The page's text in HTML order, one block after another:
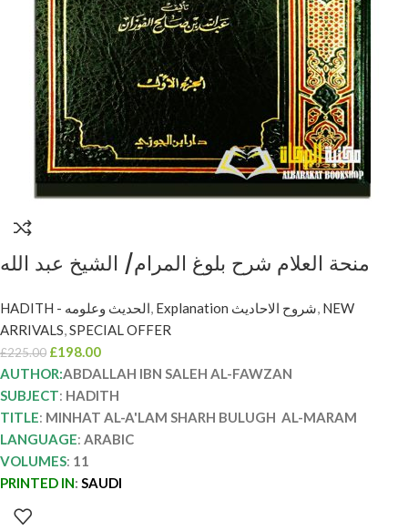
منحة العلام شرح بلوغ المرام/ الشيخ عبد الله
SHARH BULUGH AL-MARAM
HADITH - الحديث وعلومه Explanation شروح الاحاديث NEW
ARRIVALS SPECIAL OFFER
£225.00 £198.00
AUTHOR:ABDALLAH IBN SALEH AL-FAWZAN
SUBJECT: HADITH
TITLE: MINHAT AL-A'LAM SHARH BULUGH AL-MARAM
LANGUAGE: ARABIC
VOLUMES: 11
PRINTED IN: SAUDI